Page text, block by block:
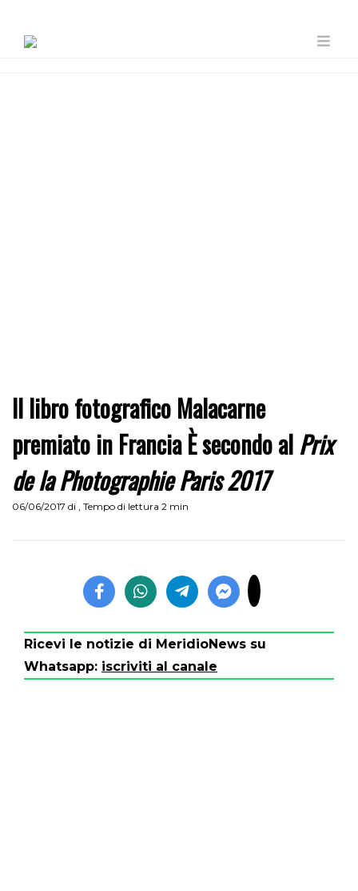
Il libro fotografico Malacarne
premiato in Francia È secondo alPrix
de la Photographie Paris 2017
06/06/2017 di , Tempo di lettura 2 min
Ricevi le notizie di MeridioNews su
Whatsapp: iscriviti al canale